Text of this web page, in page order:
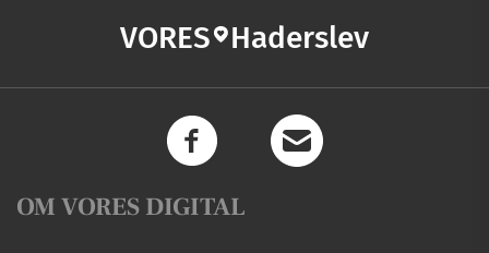
VORES Haderslev
OM VORES DIGITAL